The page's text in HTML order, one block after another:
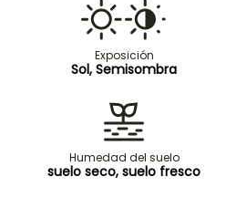
Exposición
Sol, Semisombra
Humedad del suelo
suelo seco, suelo fresco